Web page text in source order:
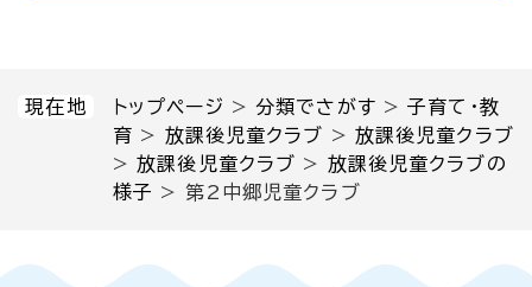
現在地 トップページ >分類でさがす >子育て・教
育 > 放課後児童クラブ > 放課後児童クラブ
>放課後児童クラブ > 放課後児童クラブの
様子 > 第2中郷児童クラブ